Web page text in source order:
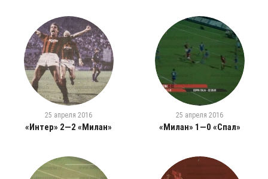
25 апреля 2016
«Интер» 2—2 «Милан»
25 апреля 2016
«Милан» 1—0 «Спал»